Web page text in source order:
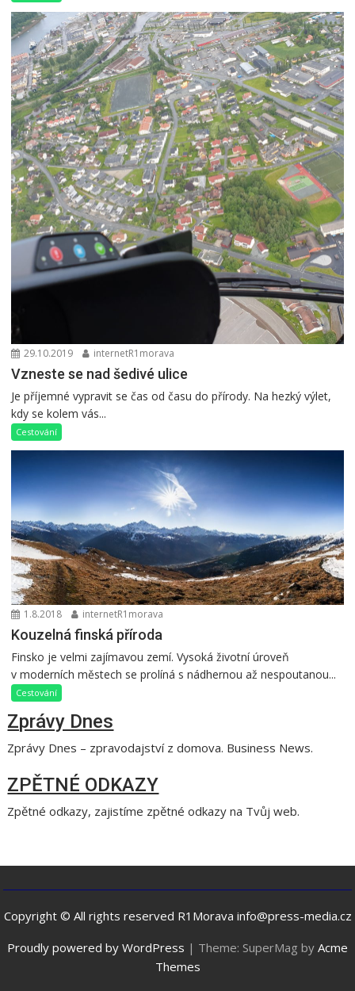
29.10.2019 internetR1morava
Vzneste se nad šedivé ulice
Je příjemné vypravit se čas od času do přírody. Na hezký výlet,
kdy se kolem vás...
Cestování
1.8.2018 internetR1morava
Kouzelná finská příroda
Finsko je velmi zajímavou zemí. Vysoká životní úroveň
v moderních městech se prolíná s nádhernou až nespoutanou...
Cestování
Zprávy Dnes
Zprávy Dnes – zpravodajství z domova. Business News.
ZPĚTNÉ ODKAZY
Zpětné odkazy, zajistíme zpětné odkazy na Tvůj web.
Copyright © All rights reserved R1Morava info@press-media.cz
Proudly powered by WordPress | Theme: SuperMag by Acme
Themes